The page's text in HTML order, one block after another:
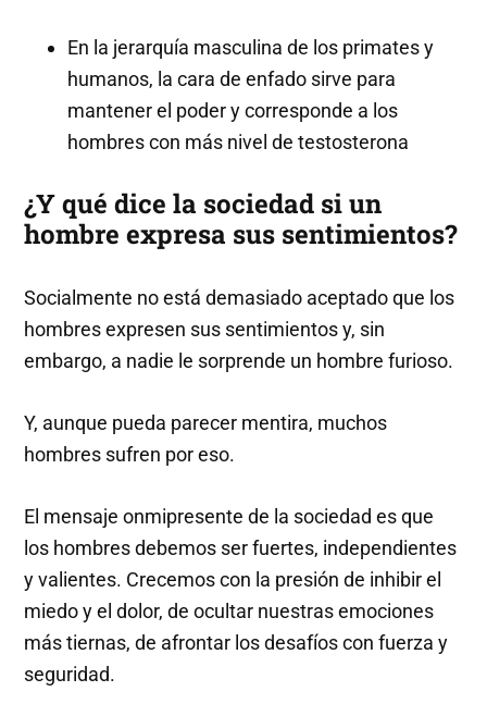
En la jerarquía masculina de los primates y
humanos, la cara de enfado sirve para
mantener el poder y corresponde a los
hombres con más nivel de testosterona
¿Y qué dice la sociedad si un
hombre expresa sus sentimientos?
Socialmente no está demasiado aceptado que los
hombres expresen sus sentimientos y, sin
embargo, a nadie le sorprende un hombre furioso.
Y, aunque pueda parecer mentira, muchos
hombres sufren por eso.
El mensaje onmipresente de la sociedad es que
los hombres debemos ser fuertes, independientes
y valientes. Crecemos con la presión de inhibir el
miedo y el dolor, de ocultar nuestras emociones
más tiernas, de afrontar los desafíos con fuerza y
seguridad.